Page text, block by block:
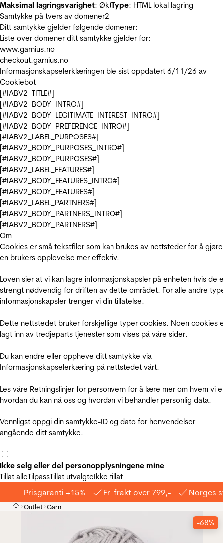
Maksimal lagringsvarighet: ØktType: HTML lokal lagring
Samtykke på tvers av domener2
Ditt samtykke gjelder følgende domener:
Liste over domener ditt samtykke gjelder for:
www.garnius.no
checkout.garnius.no
Informasjonskapselerklæringen ble sist oppdatert 6/11/26 av
Cookiebot
[#IABV2_TITLE#]
[#IABV2_BODY_INTRO#]
[#IABV2_BODY_LEGITIMATE_INTEREST_INTRO#]
[#IABV2_BODY_PREFERENCE_INTRO#]
[#IABV2_LABEL_PURPOSES#]
[#IABV2_BODY_PURPOSES_INTRO#]
[#IABV2_BODY_PURPOSES#]
[#IABV2_LABEL_FEATURES#]
[#IABV2_BODY_FEATURES_INTRO#]
[#IABV2_BODY_FEATURES#]
[#IABV2_LABEL_PARTNERS#]
[#IABV2_BODY_PARTNERS_INTRO#]
[#IABV2_BODY_PARTNERS#]
Om
Cookies er små tekstfiler som kan brukes av nettsteder for å gjøre
en brukers opplevelse mer effektiv.
Loven sier at vi kan lagre informasjonskapsler på enheten hvis de
strengt nødvendig for driften av dette området. For alle andre
informasjonskapsler trenger vi din tillatelse.
Dette nettstedet bruker forskjellige typer cookies. Noen cookies
lagt inn av tredjeparts tjenester som vises på våre sider.
Du kan endre eller oppheve ditt samtykke via
Informasjonskapselerkæring på nettstedet vårt.
Les våre Retningslinjer for personvern for å lære mer om hvem vi
hvordan du kan nå oss og hvordan vi behandler personlig data.
Vennligst oppgi din samtykke-ID og dato for henvendelser
angående ditt samtykke.
Ikke selg eller del personopplysningene mine
Tillat alleTilpassTillat utvalgteIkke tillat
Prisgaranti +15% Fri frakt over 799,- Norges
Hjem
>Outlet >Garn
-68%